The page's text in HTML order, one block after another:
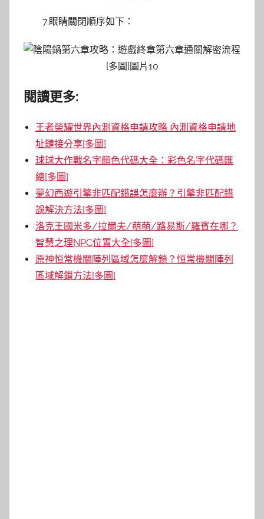
7.眼睛關閉順序如下：
閱讀更多:
王者榮耀世界內測資格申請攻略 內測資格申請地
址鏈接分享[多圖]
球球大作戰名字顏色代碼大全：彩色名字代碼匯
總[多圖]
夢幻西遊引擎非匹配錯誤怎麼辦？引擎非匹配錯
誤解決方法[多圖]
洛克王國米多/拉爾夫/萌萌/路易斯/羅賓在哪？
智慧之理NPC位置大全[多圖]
原神恒常機關陣列區域怎麼解鎖？恒常機關陣列
區域解鎖方法[多圖]